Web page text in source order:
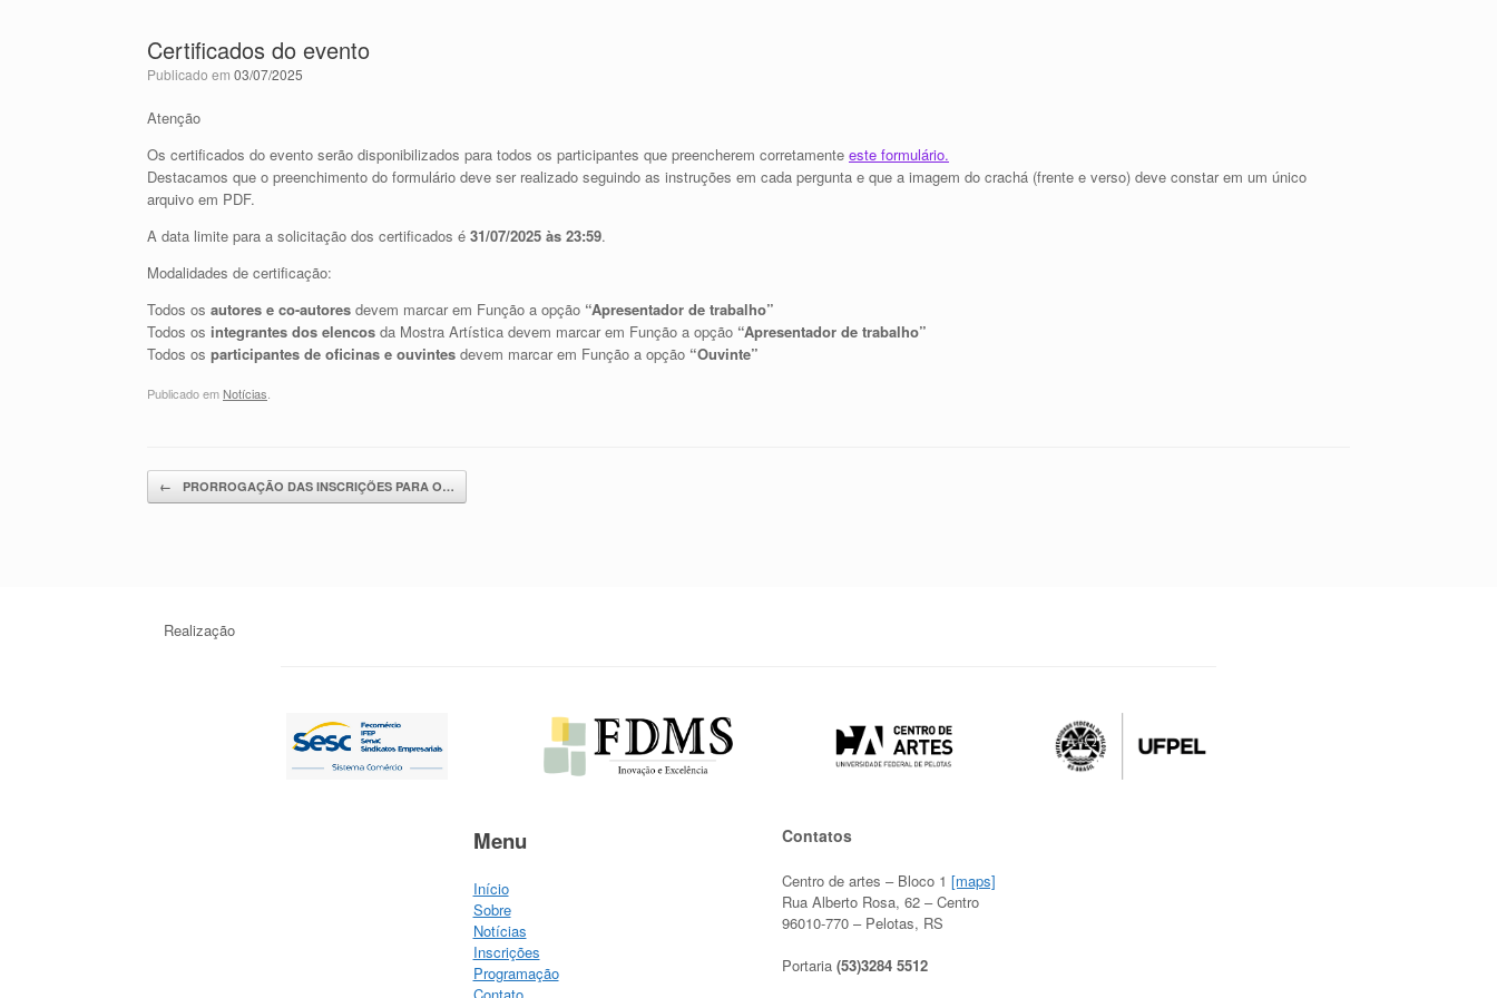
Certificados do evento
Publicado em 03/07/2025
Atenção
Os certificados do evento serão disponibilizados para todos os participantes que preencherem corretamente este formulário.
Destacamos que o preenchimento do formulário deve ser realizado seguindo as instruções em cada pergunta e que a imagem do crachá (frente e verso) deve constar em um único
arquivo em PDF.
A data limite para a solicitação dos certificados é 31/07/2025 às 23:59.
Modalidades de certificação:
Todos os autores e co-autores devem marcar em Função a opção “Apresentador de trabalho”
Todos os integrantes dos elencos da Mostra Artística devem marcar em Função a opção “Apresentador de trabalho”
Todos os participantes de oficinas e ouvintes devem marcar em Função a opção “Ouvinte”
Publicado em Notícias
Navegação de posts
← PRORROGAÇÃO DAS INSCRIÇÕES PARA O…
Realização
Menu
Início
Sobre
Notícias
Inscrições
Programação
Contatos
Centro de artes – Bloco 1 [maps]
Rua Alberto Rosa, 62 – Centro
96010-770 – Pelotas, RS
Portaria (53)3284 5512